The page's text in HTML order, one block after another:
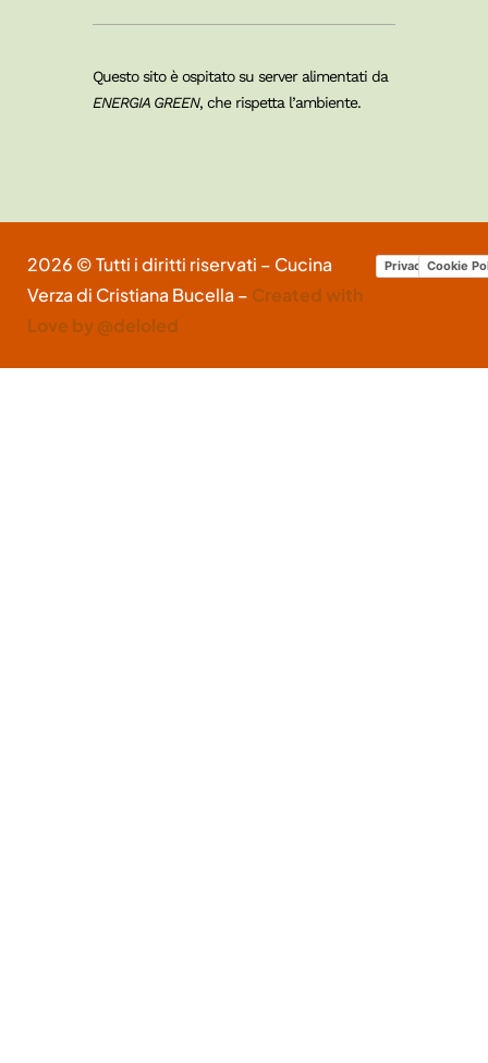
Questo sito è ospitato su server alimentati da
ENERGIA GREEN, che rispetta l’ambiente.
2026 © Tutti i diritti riservati – Cucina
Verza di Cristiana Bucella – Created with
Love by @deloled
Privacy Policy
Cookie